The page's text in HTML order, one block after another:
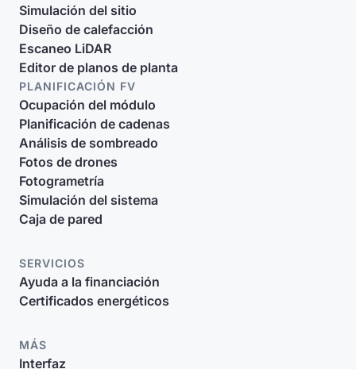
Simulación del sitio
Diseño de calefacción
Escaneo LiDAR
Editor de planos de planta
PLANIFICACIÓN FV
Ocupación del módulo
Planificación de cadenas
Análisis de sombreado
Fotos de drones
Fotogrametría
Simulación del sistema
Caja de pared
SERVICIOS
Ayuda a la financiación
Certificados energéticos
MÁS
Interfaz